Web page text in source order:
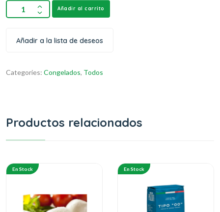
Añadir al carrito
Añadir a la lista de deseos
Categories: Congelados, Todos
Productos relacionados
En Stock En Stock